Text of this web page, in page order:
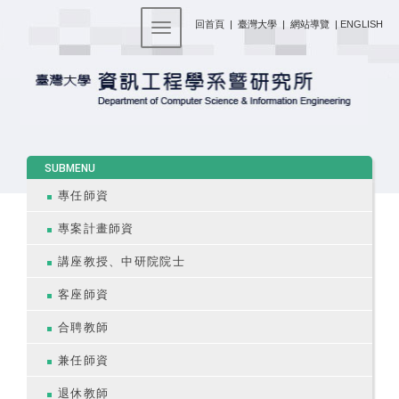
回首頁 | 臺灣大學 | 網站導覽 | ENGLISH
Toggle navigation
SUBMENU
專任師資
專案計畫師資
講座教授、中研院院士
客座師資
合聘教師
兼任師資
退休教師